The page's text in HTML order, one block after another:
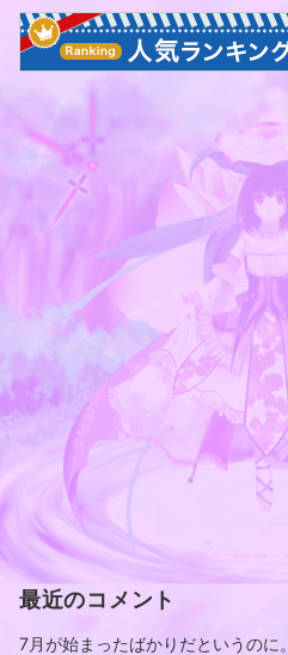
最近のコメント
7月が始まったばかりだというのに。